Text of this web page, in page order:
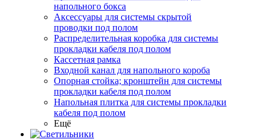
напольного бокса
Аксессуары для системы скрытой
проводки под полом
Распределительная коробка для системы
прокладки кабеля под полом
Кассетная рамка
Входной канал для напольного короба
Опорная стойка; кронштейн для системы
прокладки кабеля под полом
Напольная плитка для системы прокладки
кабеля под полом
Ещё